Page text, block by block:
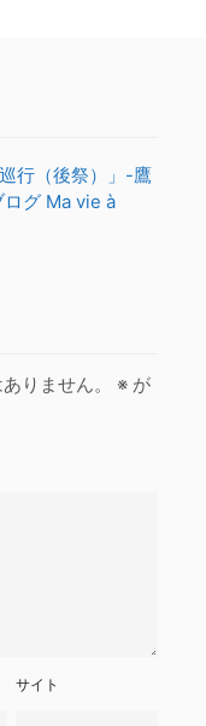
行（後祭）」-鷹
ログ Ma vie à
りません。 ※ が
サイト